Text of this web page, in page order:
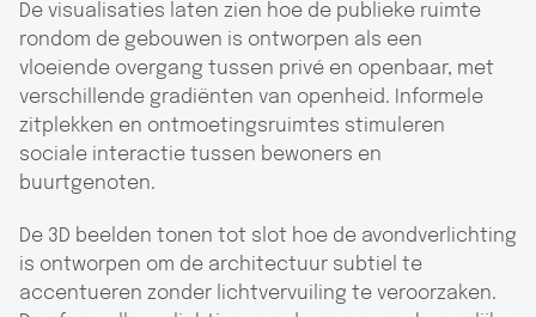
De visualisaties laten zien hoe de publieke ruimte
rondom de gebouwen is ontworpen als een
vloeiende overgang tussen privé en openbaar, met
verschillende gradiënten van openheid. Informele
zitplekken en ontmoetingsruimtes stimuleren
sociale interactie tussen bewoners en
buurtgenoten.
De 3D beelden tonen tot slot hoe de avondverlichting
is ontworpen om de architectuur subtiel te
accentueren zonder lichtvervuiling te veroorzaken.